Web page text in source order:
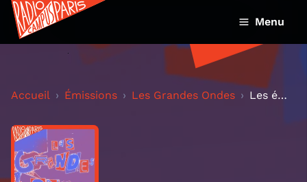
Menu
Accueil Émissions Les Grandes Ondes Les émissions des étudiant.e.s de l'université Sor...